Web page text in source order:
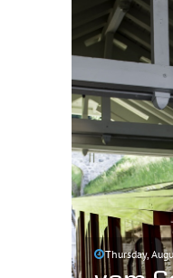
Thursday,